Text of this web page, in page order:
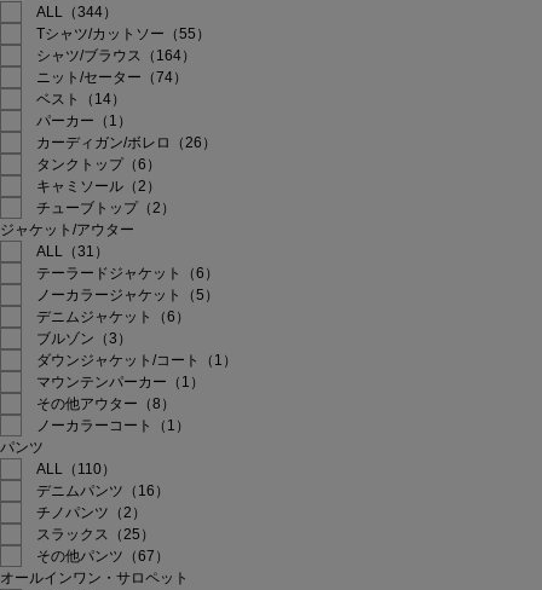
ALL（344）
Tシャツ/カットソー（55）
シャツ/ブラウス（164）
ニット/セーター（74）
ベスト（14）
パーカー（1）
カーディガン/ボレロ（26）
タンクトップ（6）
キャミソール（2）
チューブトップ（2）
ジャケット/アウター
ALL（31）
テーラードジャケット（6）
ノーカラージャケット（5）
デニムジャケット（6）
ブルゾン（3）
ダウンジャケット/コート（1）
マウンテンパーカー（1）
その他アウター（8）
ノーカラーコート（1）
パンツ
ALL（110）
デニムパンツ（16）
チノパンツ（2）
スラックス（25）
その他パンツ（67）
オールインワン・サロペット